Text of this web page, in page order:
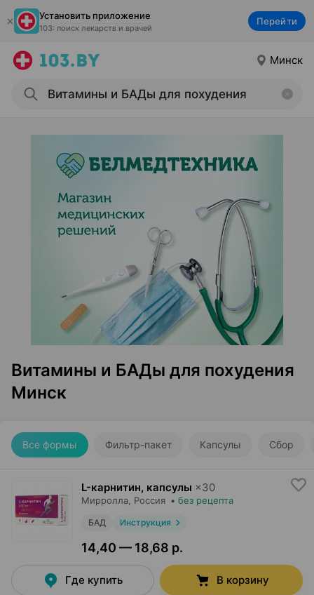
Установить приложение
103: поиск лекарств и врачей
Перейти
Минск
Витамины и БАДы для похудения
Минск
Все формы Фильтр-пакет Капсулы Сбор
L-карнитин, капсулы ×30
Мирролла , Россия • без рецепта
БАД Инструкция
14,40 — 18,68 р.
Где купить В корзину